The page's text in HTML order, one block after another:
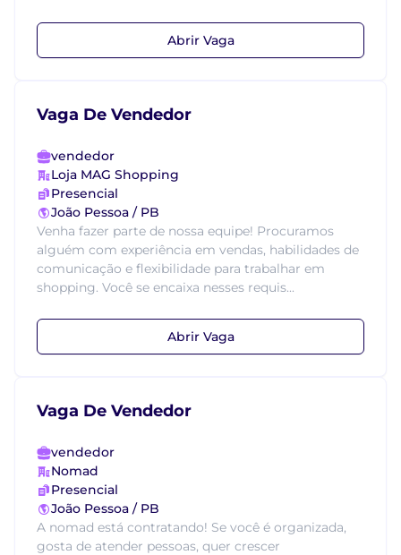
Abrir Vaga
Vaga De Vendedor
vendedor
Loja MAG Shopping
Presencial
João Pessoa / PB
Venha fazer parte de nossa equipe! Procuramos
alguém com experiência em vendas, habilidades de
comunicação e flexibilidade para trabalhar em
shopping. Você se encaixa nesses requis...
Abrir Vaga
Vaga De Vendedor
vendedor
Nomad
Presencial
João Pessoa / PB
A nomad está contratando! Se você é organizada,
gosta de atender pessoas, quer crescer